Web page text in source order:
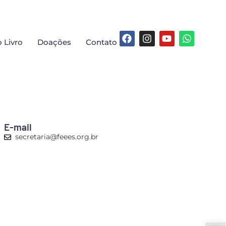
Livro Doações Contato
E-mail
secretaria@feees.org.br